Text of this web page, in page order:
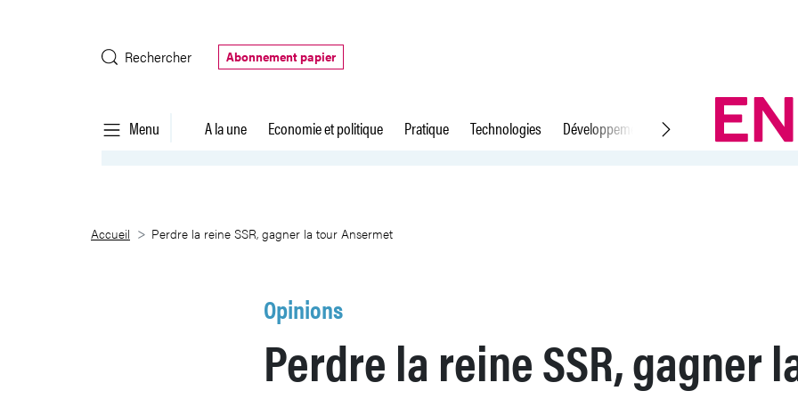
Rechercher
Abonnement papier
Menu A la une Economie et politique Pratique Technologies Développement durable Droit du travail
Perdre la reine SSR, gagner la tour Ansermet
Accueil Perdre la reine SSR, gagner la tour Ansermet
Opinions
Perdre la reine SSR, gagner